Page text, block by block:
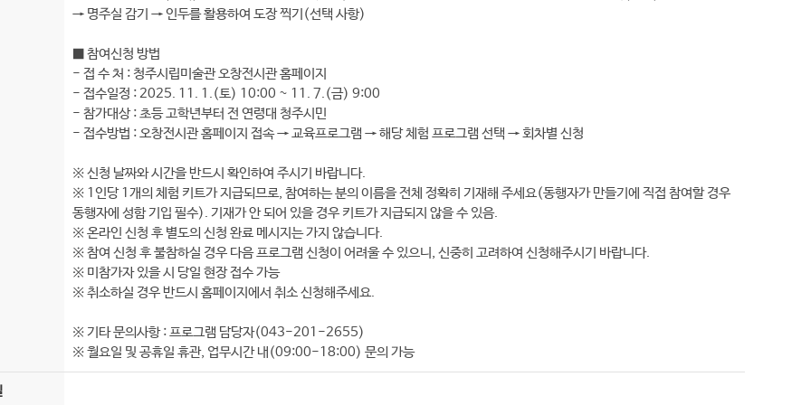
→ 명주실 감기 → 인두를 활용하여 도장 찍기(선택 사항)
■ 참여신청 방법
- 접 수 처 : 청주시립미술관 오창전시관 홈페이지
- 접수일정 : 2025. 11. 1.(토) 10:00 ~ 11. 7.(금) 9:00
- 참가대상 : 초등 고학년부터 전 연령대 청주시민
- 접수방법 : 오창전시관 홈페이지 접속 → 교육프로그램 → 해당 체험 프로그램 선택 → 회차별 신청
※ 신청 날짜와 시간을 반드시 확인하여 주시기 바랍니다.
※ 1인당 1개의 체험 키트가 지급되므로, 참여하는 분의 이름을 전체 정확히 기재해 주세요(동행자가 만들기에 직접 참여할 경우
동행자에 성함 기입 필수). 기재가 안 되어 있을 경우 키트가 지급되지 않을 수 있음.
※ 온라인 신청 후 별도의 신청 완료 메시지는 가지 않습니다.
※ 참여 신청 후 불참하실 경우 다음 프로그램 신청이 어려울 수 있으니, 신중히 고려하여 신청해주시기 바랍니다.
※ 미참가자 있을 시 당일 현장 접수 가능
※ 취소하실 경우 반드시 홈페이지에서 취소 신청해주세요.
※ 기타 문의사항 : 프로그램 담당자(043-201-2655)
※ 월요일 및 공휴일 휴관, 업무시간 내(09:00-18:00) 문의 가능